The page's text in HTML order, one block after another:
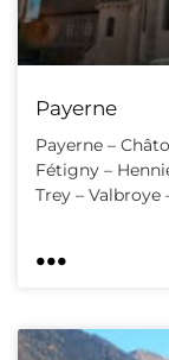
Payerne
Payerne –
Fétigny –
Trey – Valbroye
...